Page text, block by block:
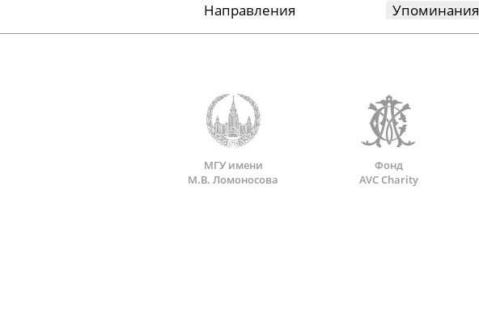
Направления Упоминания
МГУ имени
М.В. Ломоносова
Фонд
AVC Charity